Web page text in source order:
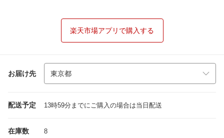
楽天市場アプリで購入する
お届け先
配送予定 13時59分までにご購入の場合は当日配送
在庫数 8